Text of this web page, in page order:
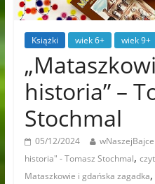
Książki wiek 6+ wiek 9+
historia” –
Stochmal
05/12/2024 wNaszejBajce
historia" - Tomasz Stochmal,
Mataszkowie i gdańska zagadka,